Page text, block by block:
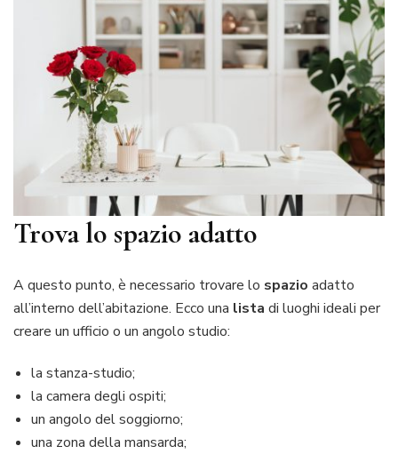
Trova lo spazio adatto
A questo punto, è necessario trovare lo spazio adatto
all’interno dell’abitazione. Ecco una lista di luoghi ideali per
creare un ufficio o un angolo studio:
la stanza-studio;
la camera degli ospiti;
un angolo del soggiorno;
una zona della mansarda;